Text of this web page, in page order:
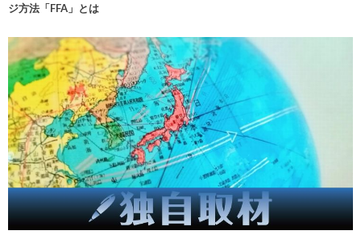
ジ方法「FFA」とは